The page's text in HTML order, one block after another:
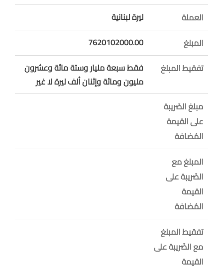
العملة
ليرة لبنانية
المبلغ
7620102000.00
تفقيط المبلغ
فقط سبعة مليار وستة مائة وعشرون
مليون ومائة وإثنان ألف ليرة لا غير
مبلغ الضَريبة
على القيمة
المُضافة
المبلغ مع
الضَريبة على
القيمة
المُضافة
تفقيط المبلغ
مع الضَريبة على
القيمة